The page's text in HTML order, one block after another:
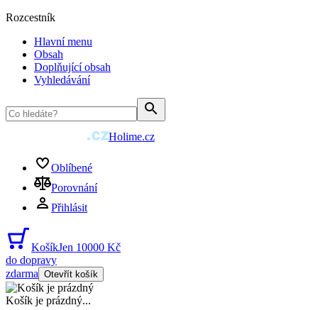
Rozcestník
Hlavní menu
Obsah
Doplňující obsah
Vyhledávání
Holime.cz
Oblíbené
Porovnání
Přihlásit
KošíkJen 10000 Kč
do dopravy
zdarma Otevřít košík
Košík je prázdný...